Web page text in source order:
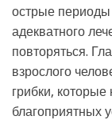
острые периоды
адекватного
повторяться.
взрослого
грибки, которые
благоприятных